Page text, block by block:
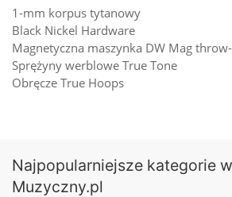
1-mm korpus tytanowy
Black Nickel Hardware
Magnetyczna maszynka DW Mag
Sprężyny werblowe True Tone
Obręcze True Hoops
Najpopularniejsze kategorie
Muzyczny.pl